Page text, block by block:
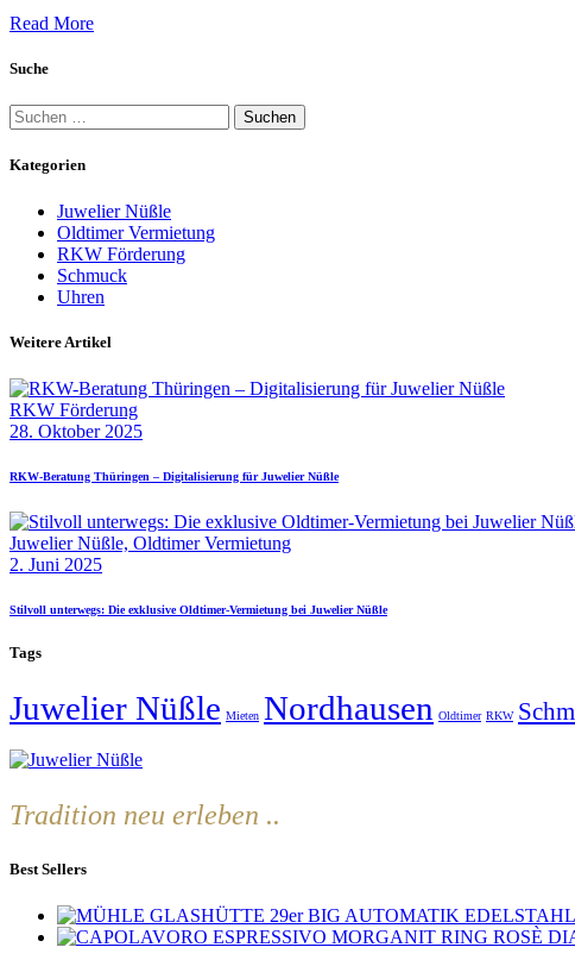
Read More
Suche
Suchen
nach:
Kategorien
Juwelier Nüßle
Oldtimer Vermietung
RKW Förderung
Schmuck
Uhren
Weitere Artikel
RKW Förderung
28. Oktober 2025
RKW-Beratung Thüringen – Digitalisierung für Juwelier Nüßle
Juwelier Nüßle, Oldtimer Vermietung
2. Juni 2025
Stilvoll unterwegs: Die exklusive Oldtimer-Vermietung bei Juwelier Nüßle
Tags
Juwelier Nüßle Mieten Nordhausen Oldtimer RKW
Tradition neu erleben ..
Best Sellers